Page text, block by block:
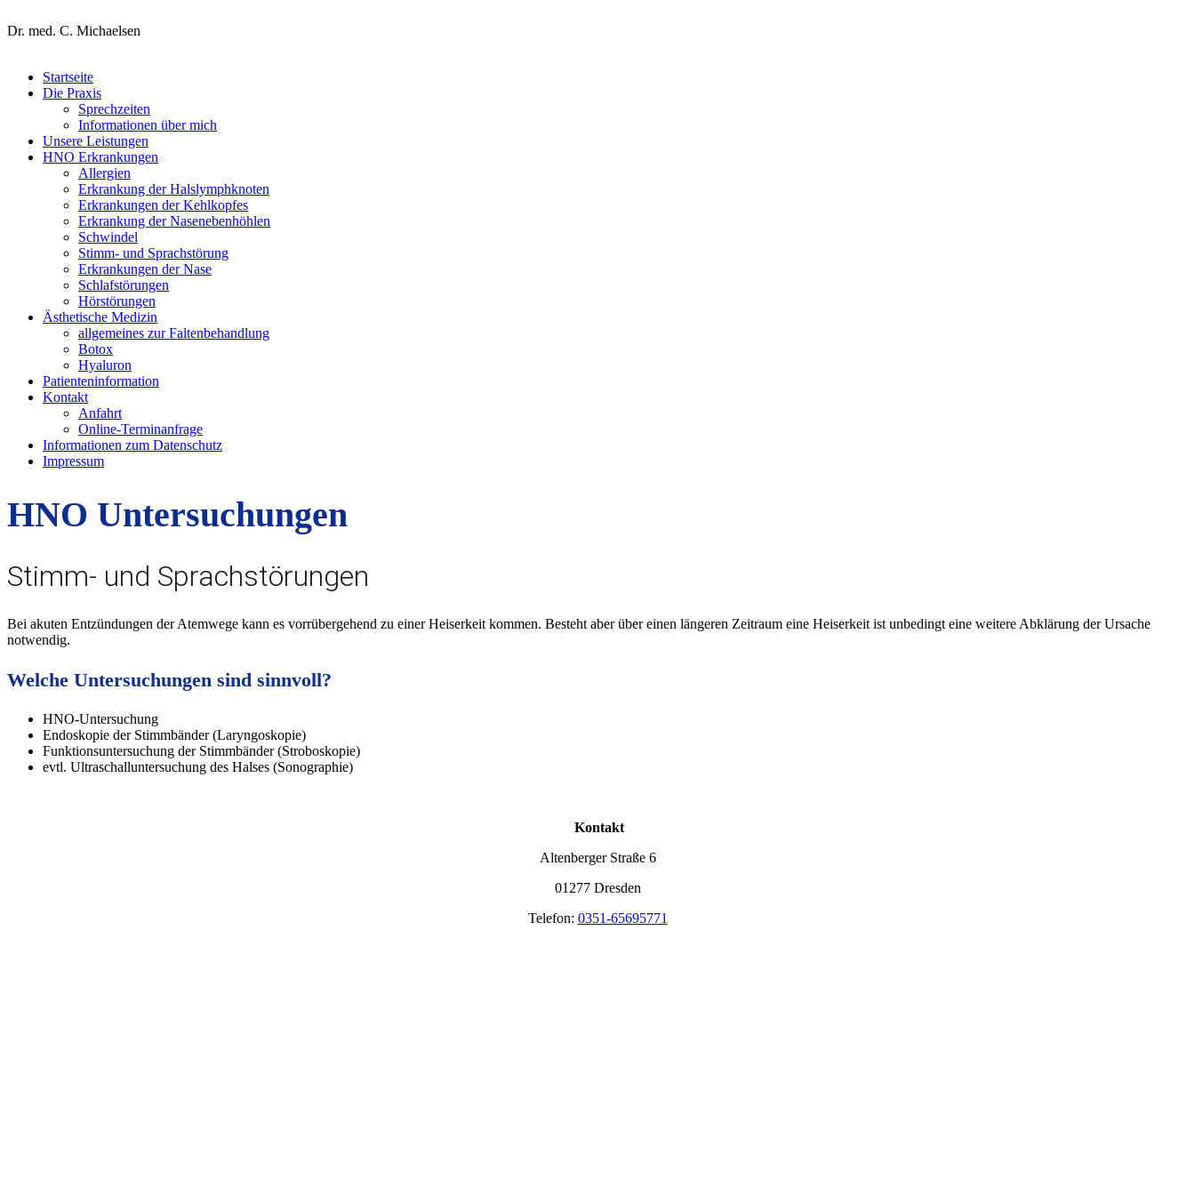
Dr. med. C. Michaelsen
Startseite
Die Praxis
Sprechzeiten
Informationen über mich
Unsere Leistungen
HNO Erkrankungen
Allergien
Erkrankung der Halslymphknoten
Erkrankungen der Kehlkopfes
Erkrankung der Nasenebenhöhlen
Schwindel
Stimm- und Sprachstörung
Erkrankungen der Nase
Schlafstörungen
Hörstörungen
Ästhetische Medizin
allgemeines zur Faltenbehandlung
Botox
Hyaluron
Patienteninformation
Kontakt
Anfahrt
Online-Terminanfrage
Informationen zum Datenschutz
Impressum
HNO Untersuchungen
Stimm- und Sprachstörungen
Bei akuten Entzündungen der Atemwege kann es vorrübergehend zu einer Heiserkeit kommen. Besteht aber über einen längeren Zeitraum eine Heiserkeit ist unbedingt eine weitere Abklärung der Ursache
notwendig.
Welche Untersuchungen sind sinnvoll?
HNO-Untersuchung
Endoskopie der Stimmbänder (Laryngoskopie)
Funktionsuntersuchung der Stimmbänder (Stroboskopie)
evtl. Ultraschalluntersuchung des Halses (Sonographie)
Kontakt
Altenberger Straße 6
01277 Dresden
Telefon: 0351-65695771